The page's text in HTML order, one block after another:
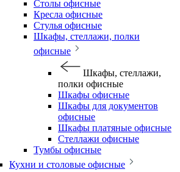
Столы офисные
Кресла офисные
Стулья офисные
Шкафы, стеллажи, полки
офисные
Шкафы, стеллажи,
полки офисные
Шкафы офисные
Шкафы для документов
офисные
Шкафы платяные офисные
Стеллажи офисные
Тумбы офисные
Кухни и столовые офисные